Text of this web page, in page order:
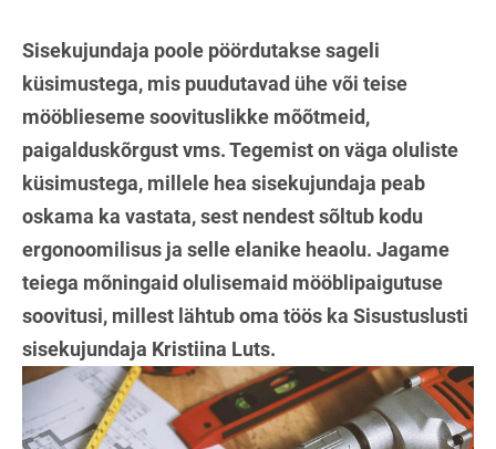
Sisekujundaja poole pöördutakse sageli
küsimustega, mis puudutavad ühe või teise
mööblieseme soovituslikke mõõtmeid,
paigalduskõrgust vms. Tegemist on väga oluliste
küsimustega, millele hea sisekujundaja peab
oskama ka vastata, sest nendest sõltub kodu
ergonoomilisus ja selle elanike heaolu. Jagame
teiega mõningaid olulisemaid mööblipaigutuse
soovitusi, millest lähtub oma töös ka Sisustuslusti
sisekujundaja Kristiina Luts.